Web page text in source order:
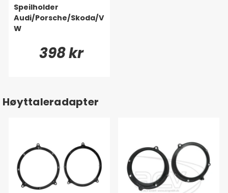
Speilholder
Audi/Porsche/Skoda/V
W
398 kr
Høyttaleradapter